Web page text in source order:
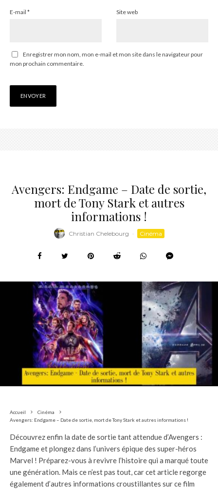
E-mail * Site web
Enregistrer mon nom, mon e-mail et mon site dans le navigateur pour
mon prochain commentaire.
Avengers: Endgame – Date de sortie,
mort de Tony Stark et autres
informations !
Christian Chelebourg · Cinéma
Accueil
Cinéma
Avengers: Endgame – Date de sortie, mort de Tony Stark et autres informations !
Découvrez enfin la date de sortie tant attendue d’Avengers :
Endgame et plongez dans l’univers épique des super-héros
Marvel ! Préparez-vous à revivre l’histoire qui a marqué toute
une génération. Mais ce n’est pas tout, car cet article regorge
également d’autres informations croustillantes sur ce film